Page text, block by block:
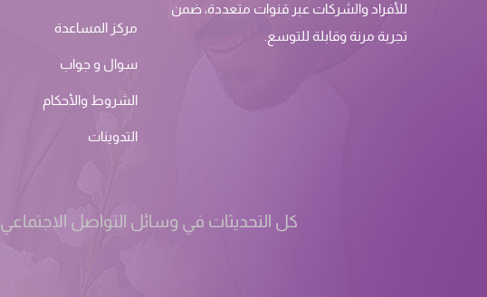
للأفراد والشركات عبر قنوات متعددة، ضمن
تجربة مرنة وقابلة للتوسع.
مركز المساعدة
سوال و جواب
الشروط والأحكام
التدوينات
كل التحديثات في وسائل التواصل الاجتماعي